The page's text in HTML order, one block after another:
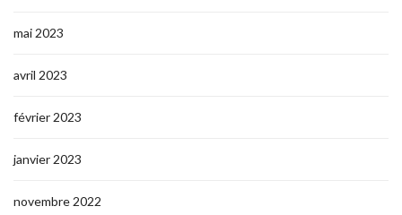
mai 2023
avril 2023
février 2023
janvier 2023
novembre 2022